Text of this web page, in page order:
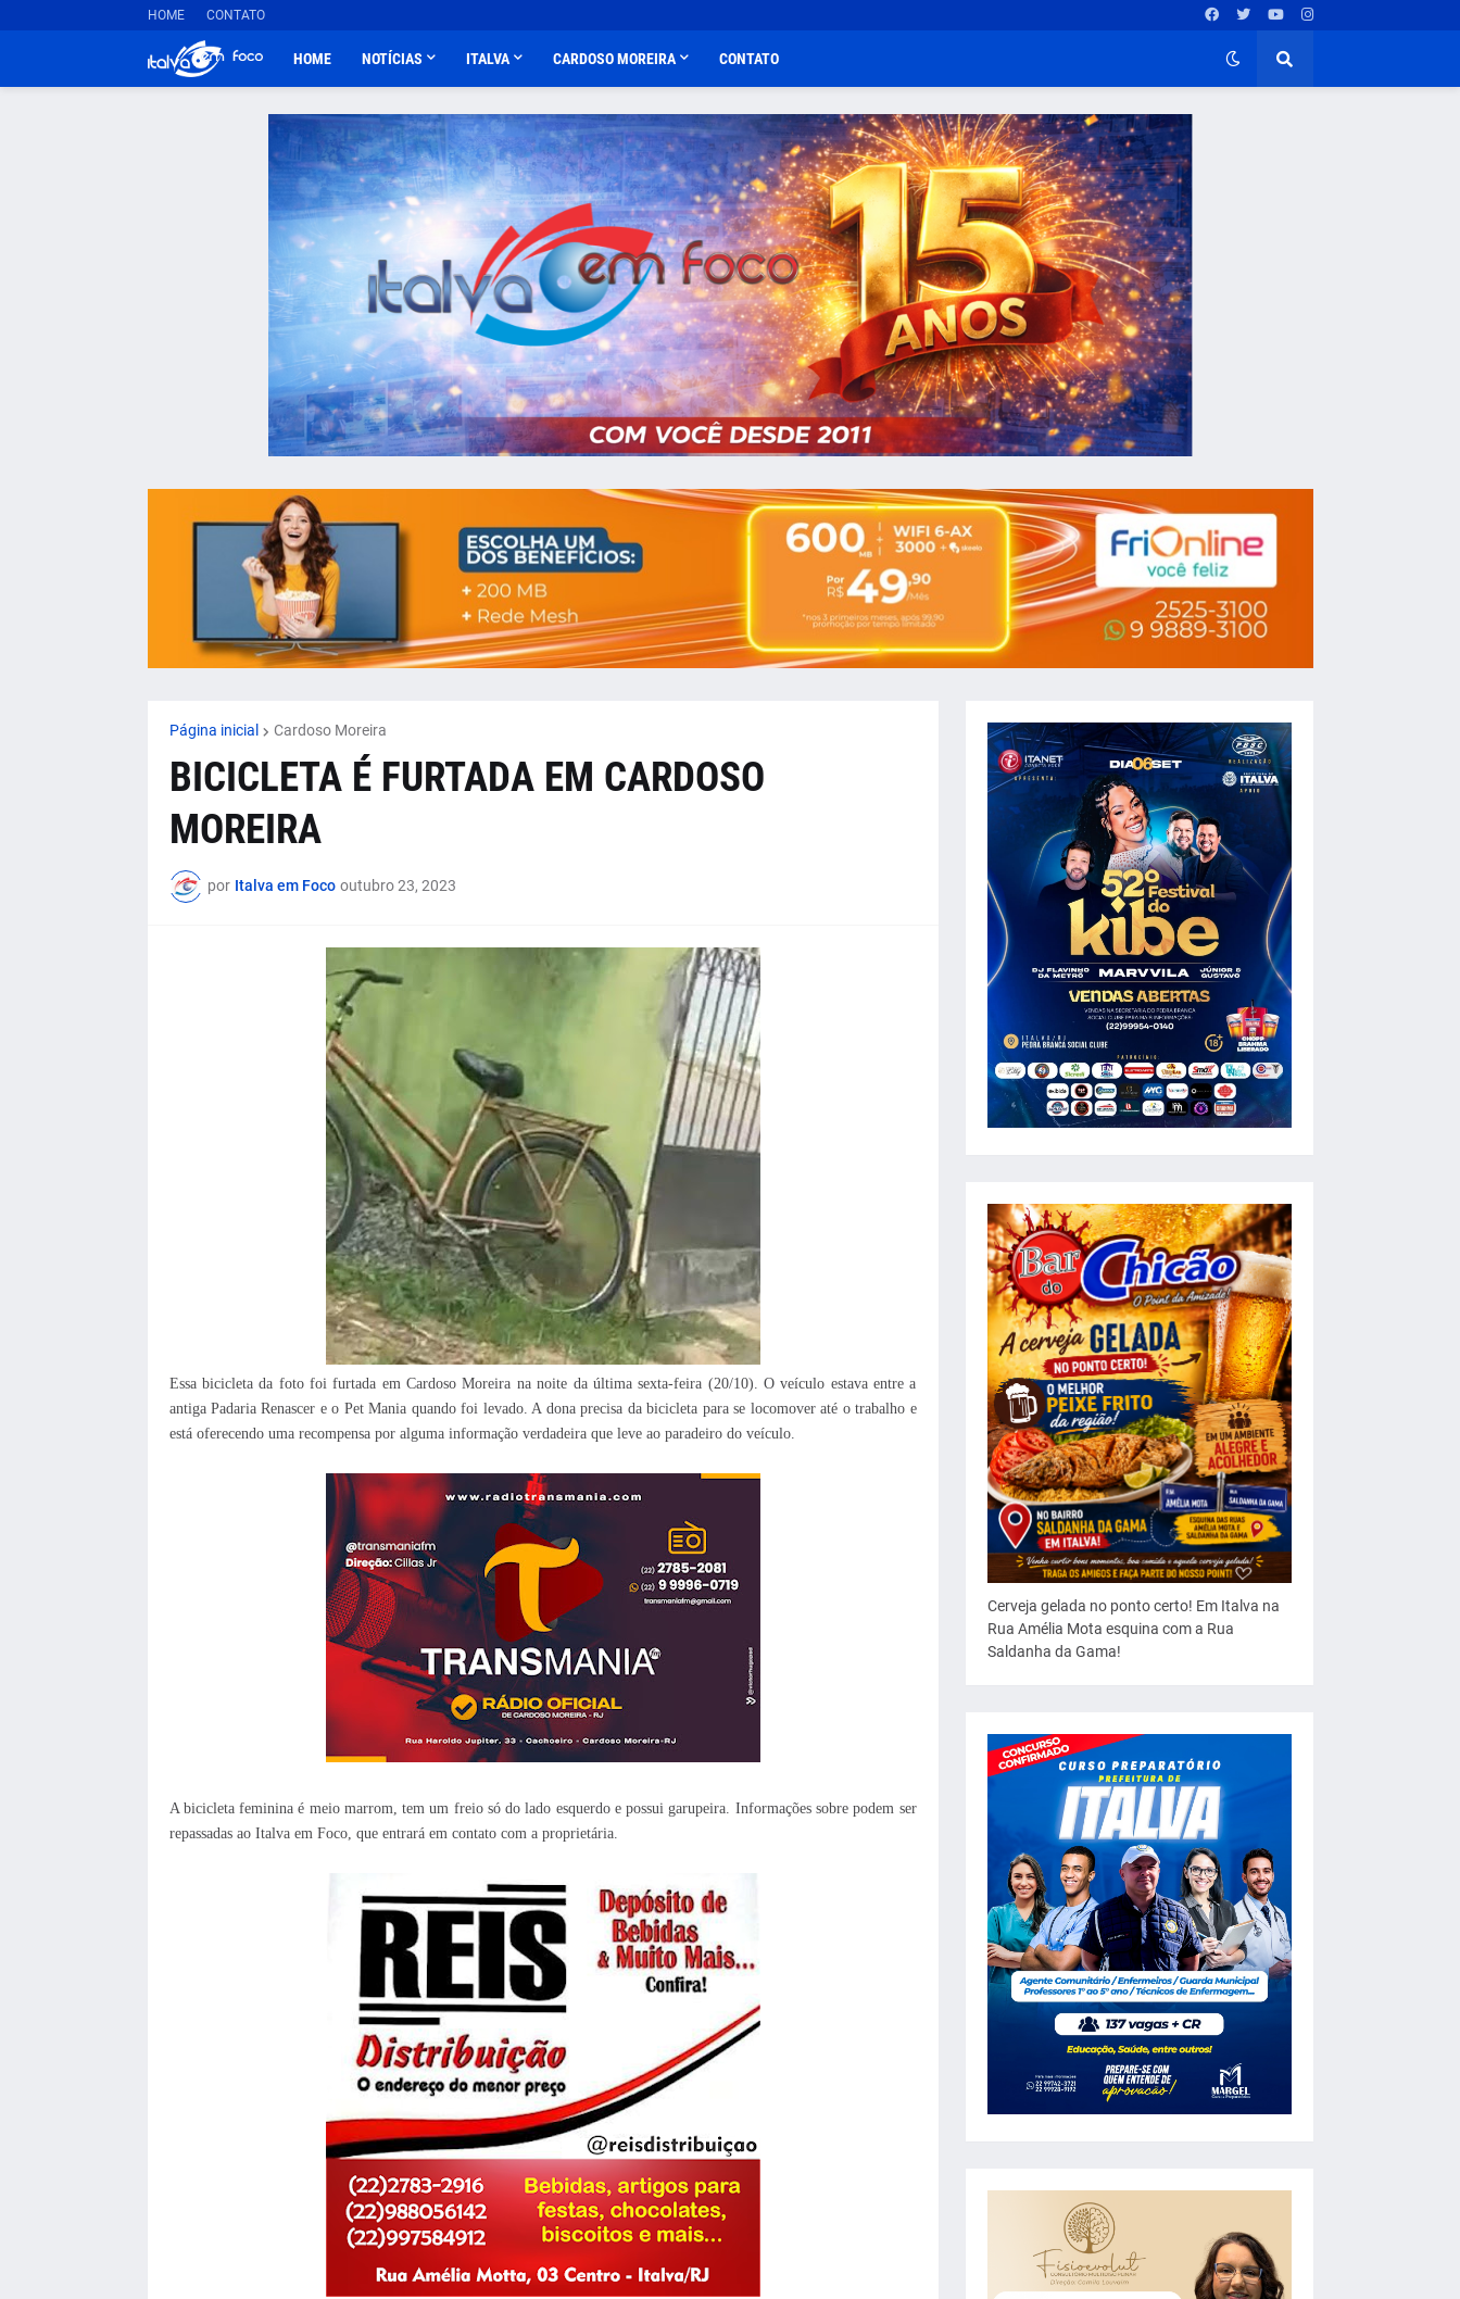
HOME CONTATO
HOME NOTÍCIAS ITALVA CARDOSO MOREIRA CONTATO
Página inicial Cardoso Moreira
BICICLETA É FURTADA EM CARDOSO
MOREIRA
por Italva em Foco outubro 23, 2023
Essa bicicleta da foto foi furtada em Cardoso Moreira na noite da última sexta-feira (20/10). O veículo estava entre a
antiga Padaria Renascer e o Pet Mania quando foi levado. A dona precisa da bicicleta para se locomover até o trabalho e
está oferecendo uma recompensa por alguma informação verdadeira que leve ao paradeiro do veículo.
A bicicleta feminina é meio marrom, tem um freio só do lado esquerdoe possui garupeira. Informações sobre podem ser
repassadas ao Italva em Foco, que entrará em contato com a proprietária.
Cerveja gelada no ponto certo! Em Italva na
Rua Amélia Mota esquina com a Rua
Saldanha da Gama!